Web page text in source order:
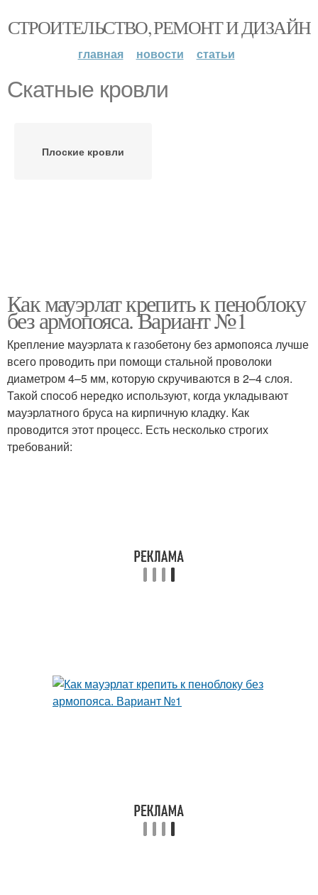
СТРОИТЕЛЬСТВО, РЕМОНТ И ДИЗАЙН
главная новости статьи
Скатные кровли
Плоские кровли
Как мауэрлат крепить к пеноблоку
без армопояса. Вариант №1
Крепление мауэрлата к газобетону без армопояса лучше
всего проводить при помощи стальной проволоки
диаметром 4–5 мм, которую скручиваются в 2–4 слоя.
Такой способ нередко используют, когда укладывают
мауэрлатного бруса на кирпичную кладку. Как
проводится этот процесс. Есть несколько строгих
требований: